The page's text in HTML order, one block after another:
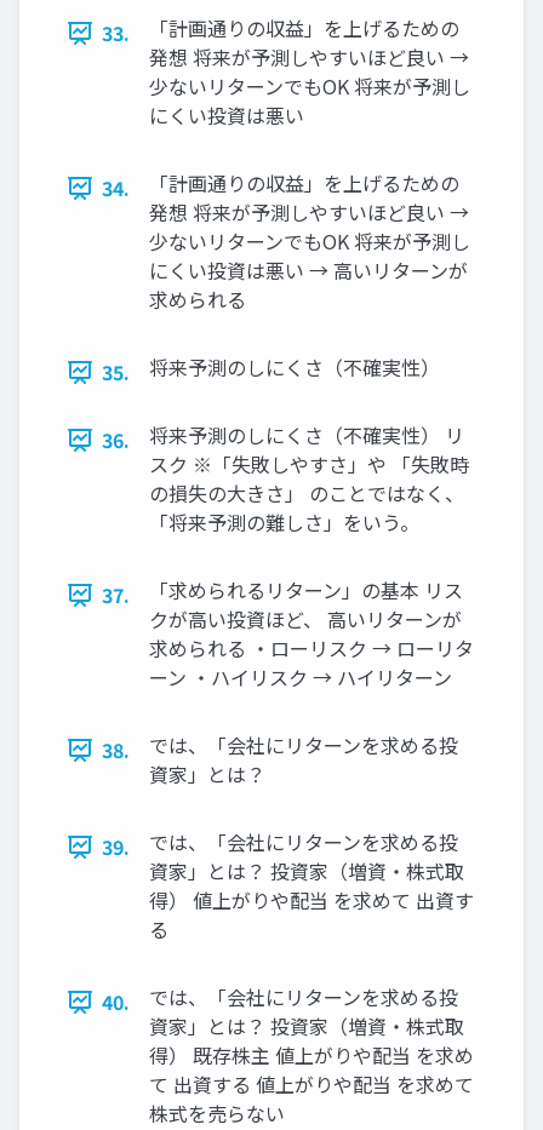
33.
「計画通りの収益」を上げるための
発想 将来が予測しやすいほど良い →
少ないリターンでもOK 将来が予測し
にくい投資は悪い
34.
「計画通りの収益」を上げるための
発想 将来が予測しやすいほど良い →
少ないリターンでもOK 将来が予測し
にくい投資は悪い → 高いリターンが
求められる
35. 将来予測のしにくさ（不確実性）
36.
将来予測のしにくさ（不確実性） リ
スク ※「失敗しやすさ」や 「失敗時
の損失の大きさ」 のことではなく、
「将来予測の難しさ」をいう。
37.
「求められるリターン」の基本 リス
クが高い投資ほど、 高いリターンが
求められる ・ローリスク → ローリタ
ーン ・ハイリスク → ハイリターン
38.
では、「会社にリターンを求める投
資家」とは？
39.
では、「会社にリターンを求める投
資家」とは？ 投資家（増資・株式取
得） 値上がりや配当 を求めて 出資す
る
40.
では、「会社にリターンを求める投
資家」とは？ 投資家（増資・株式取
得） 既存株主 値上がりや配当 を求め
て 出資する 値上がりや配当 を求めて
株式を売らない